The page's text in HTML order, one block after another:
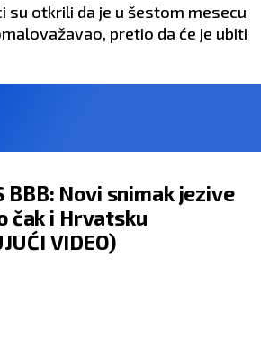
su otkrili da je u šestom mesecu
pretio da će je ubiti
BBB: Novi snimak jezive
čak i Hrvatsku
VIDEO)